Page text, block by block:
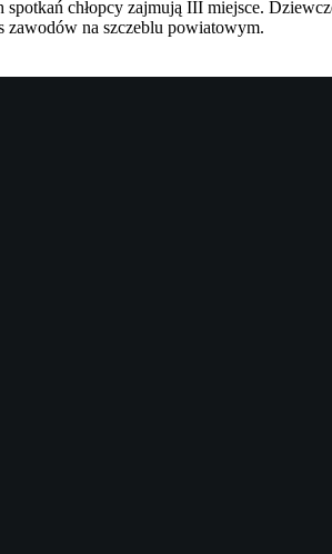
chłopcy zajmują III miejsce.
zawodów na szczeblu powiatowym.